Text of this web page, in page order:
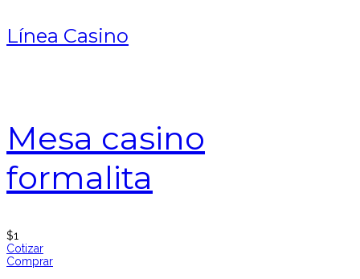
Línea Casino
Mesa casino
formalita
$1
Cotizar
Comprar